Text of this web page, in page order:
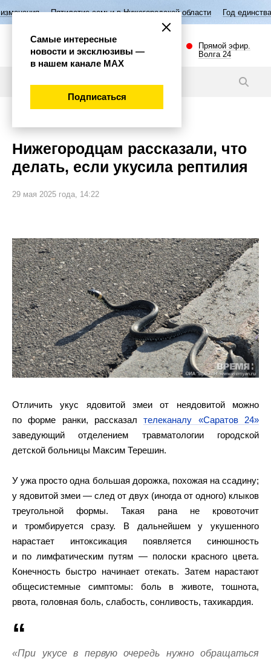
семьи в Нижегородской области Год единства народов России
Прямой эфир.
Волга 24
Нижегородцам рассказали, что
делать, если укусила рептилия
29 мая 2025 года, 14:22
Отличить укус ядовитой змеи от неядовитой можно
по форме ранки, рассказалтелеканалу «Саратов 24»
заведующий отделением травматологии городской
детской больницы Максим Терешин.
У ужа просто одна большая дорожка, похожая на ссадину;
у ядовитой змеи — след от двух (иногда от одного) клыков
треугольной формы. Такая рана не кровоточит
и тромбируется сразу. В дальнейшем у укушенного
нарастает интоксикация появляется синюшность
и по лимфатическим путям — полоски красного цвета.
Конечность быстро начинает отекать. Затем нарастают
общесистемные симптомы: боль в животе, тошнота,
рвота, головная боль, слабость, сонливость, тахикардия.
«При укусе в первую очередь нужно обращаться
Самые интересные
новости и эксклюзивы —
в нашем канале МАХ
Подписаться